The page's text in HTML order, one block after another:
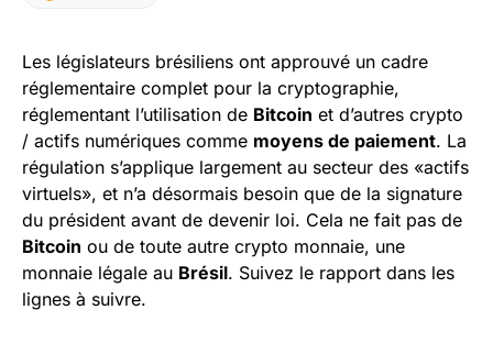
Les législateurs brésiliens ont approuvé un cadre
réglementaire complet pour la cryptographie,
réglementant l’utilisation de Bitcoin et d’autres crypto
/ actifs numériques comme moyens de paiement. La
régulation s’applique largement au secteur des «actifs
virtuels», et n’a désormais besoin que de la signature
du président avant de devenir loi. Cela ne fait pas de
Bitcoin ou de toute autre crypto monnaie, une
monnaie légale au Brésil. Suivez le rapport dans les
lignes à suivre.